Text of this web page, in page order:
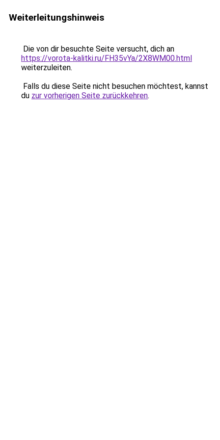
Weiterleitungshinweis
Die von dir besuchte Seite versucht, dich an
https://vorota-kalitki.ru/FH35vYa/2X8WM00.html
weiterzuleiten.
Falls du diese Seite nicht besuchen möchtest, kannst
du zur vorherigen Seite zurückkehren.